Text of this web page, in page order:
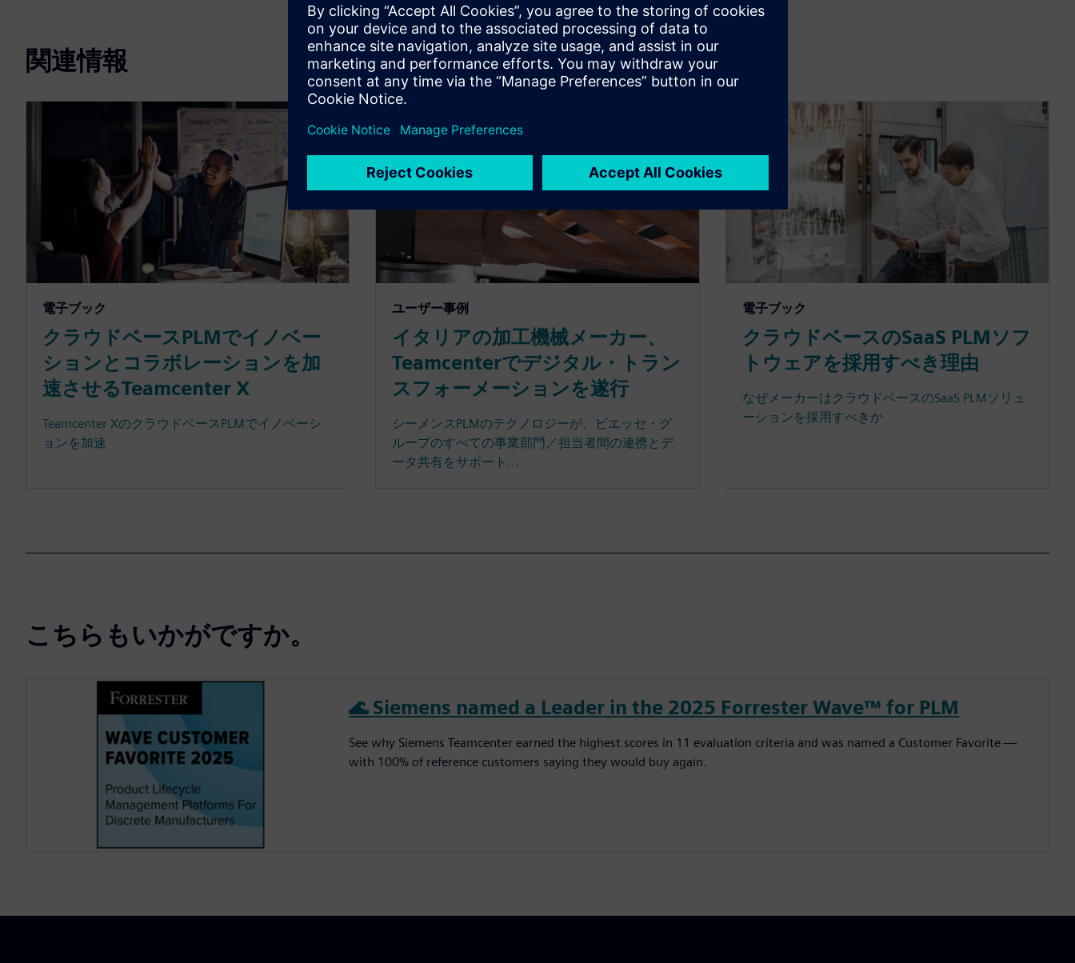
関連情報
電子ブック
クラウドベースPLMでイノベー
ションとコラボレーションを加
速させるTeamcenter X
Teamcenter XのクラウドベースPLMでイノベーシ
ョンを加速
ユーザー事例
イタリアの加工機械メーカー、
Teamcenterでデジタル・トラン
スフォーメーションを遂行
シーメンスPLMのテクノロジーが、ビエッセ・グ
ループのすべての事業部門／担当者間の連携とデ
ータ共有をサポート...
電子ブック
クラウドベースのSaaS PLMソフ
トウェアを採用すべき理由
なぜメーカーはクラウドベースのSaaS PLMソリュ
ーションを採用すべきか
こちらもいかがですか。
🌊 Siemens named a Leader in the 2025 Forrester Wave™ for PLM
See why Siemens Teamcenter earned the highest scores in 11 evaluation criteria and was named a Customer Favorite —
with 100% of reference customers saying they would buy again.